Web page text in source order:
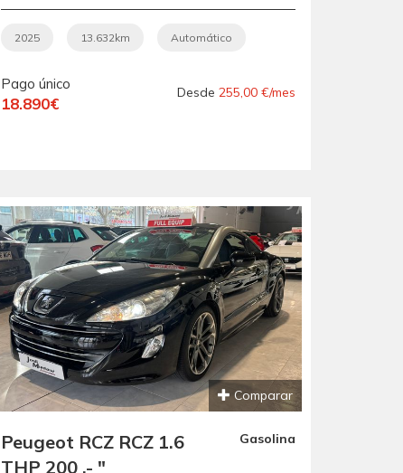
" AUTOMÁTICO".- "
ETIQUETA C VERDE
GARANTIZADO ".- "
MUY EQUIPADO ".- "
2025 13.632km Automático
Pago único
18.890€
Desde 255,00 €/mes
Comparar
Peugeot RCZ RCZ 1.6
THP 200 .- "
Gasolina